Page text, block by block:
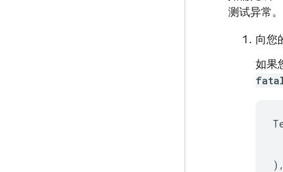
测试异常。
向您
如果
),